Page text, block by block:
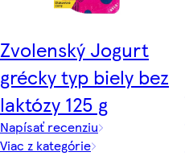
Zvolenský Jogurt
grécky typ biely bez
laktózy 125 g
Napísať recenziu
Viac z kategórie